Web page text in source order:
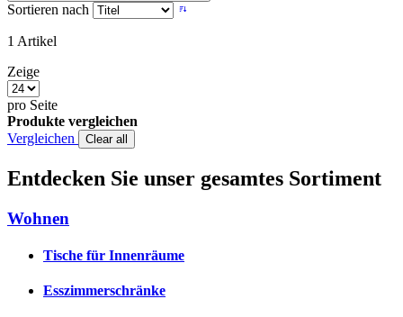
Sortieren nach
1 Artikel
Zeige
pro Seite
Produkte vergleichen
Vergleichen
Clear all
Entdecken Sie unser gesamtes Sortiment
Wohnen
Tische für Innenräume
Esszimmerschränke